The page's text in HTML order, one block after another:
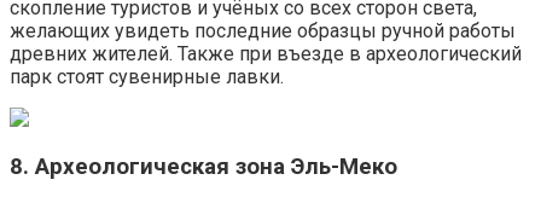
скопление туристов и учёных со всех сторон света,
желающих увидеть последние образцы ручной работы
древних жителей. Также при въезде в археологический
парк стоят сувенирные лавки.
8. Археологическая зона Эль-Меко